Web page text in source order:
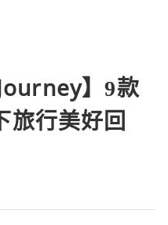
】9款
旅行美好回